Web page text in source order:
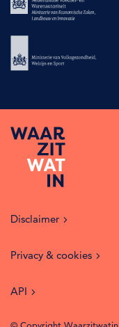
Disclaimer
Privacy & cookies
API